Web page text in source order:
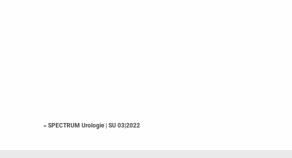
« SPECTRUM Urologie SU 03|2022